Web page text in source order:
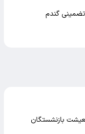
گندم
بازنشستگان